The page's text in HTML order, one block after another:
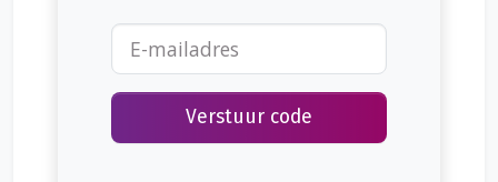
best goed te doen. Graag deel ik zes bouwstenen voor een
goed (vraag)gesprek.
Verstuur code